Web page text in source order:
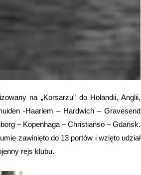
na „Korsarzu” do Holandii, Anglii,
-Haarlem – Hardwich – Gravesend
– Kopenhaga – Christianso – Gdańsk.
zawinięto do 13 portów i wzięto udział
rejs klubu.